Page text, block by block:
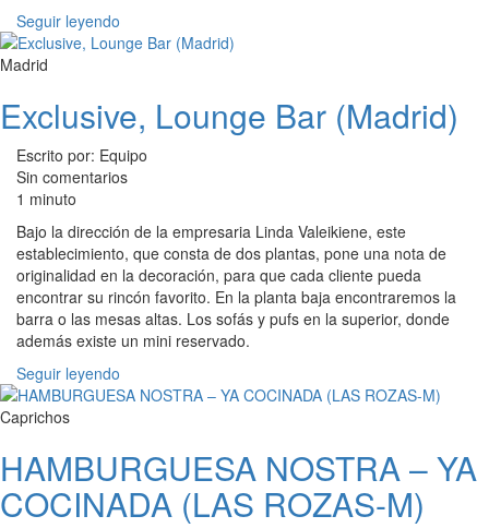
Seguir leyendo
Madrid
Exclusive, Lounge Bar (Madrid)
Escrito por: Equipo
Sin comentarios
1 minuto
Bajo la dirección de la empresaria Linda Valeikiene, este
establecimiento, que consta de dos plantas, pone una nota de
originalidad en la decoración, para que cada cliente pueda
encontrar su rincón favorito. En la planta baja encontraremos la
barra o las mesas altas. Los sofás y pufs en la superior, donde
además existe un mini reservado.
Seguir leyendo
Caprichos
HAMBURGUESA NOSTRA – YA
COCINADA (LAS ROZAS-M)